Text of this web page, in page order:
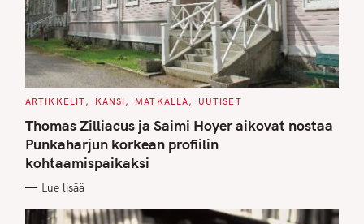
C
T
E
G
O
R
I
S
ARTIKKELIT KANSI MATKALLA UUTISET
Thomas Zilliacus ja Saimi Hoyer aikovat nostaa
Punkaharjun korkean profiilin
kohtaamispaikaksi
Lue lisää